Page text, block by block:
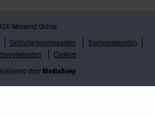
Weekend Online
Gebruikersvoorwaarden
Spelvoorwaarden
Cookies
door MediaSoep